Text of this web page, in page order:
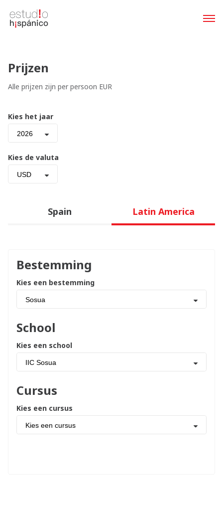
Prijzen
Alle prijzen zijn per persoon EUR
Kies het jaar
2026
Kies de valuta
USD
Spain Latin America
Bestemming
Kies een bestemming
Sosua
School
Kies een school
IIC Sosua
Cursus
Kies een cursus
Kies een cursus